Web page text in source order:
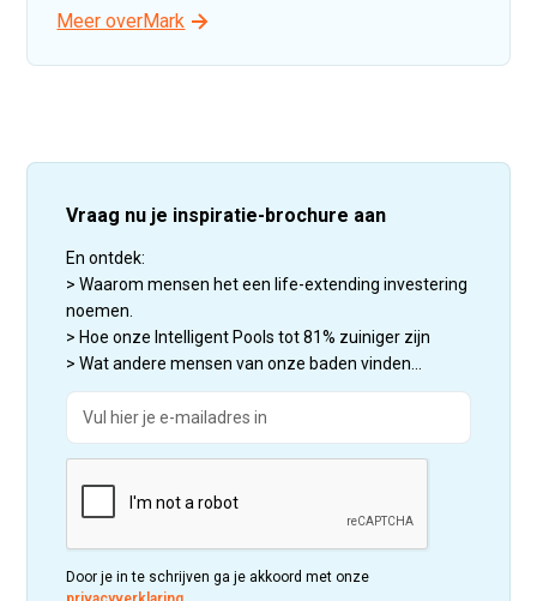
Meer overMark
Vraag nu je inspiratie-brochure aan
En ontdek:
> Waarom mensen het een life-extending investering
noemen.
> Hoe onze Intelligent Pools tot 81% zuiniger zijn
> Wat andere mensen van onze baden vinden...
Door je in te schrijven ga je akkoord met onze